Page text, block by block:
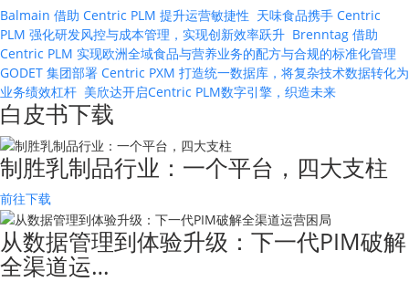
Balmain 借助 Centric PLM 提升运营敏捷性 天味食品携手 Centric
PLM 强化研发风控与成本管理，实现创新效率跃升 Brenntag 借助
Centric PLM 实现欧洲全域食品与营养业务的配方与合规的标准化管理
GODET 集团部署 Centric PXM 打造统一数据库，将复杂技术数据转化为
业务绩效杠杆 美欣达开启Centric PLM数字引擎，织造未来
白皮书下载
制胜乳制品行业：一个平台，四大支柱
前往下载
从数据管理到体验升级：下一代PIM破解
全渠道运…